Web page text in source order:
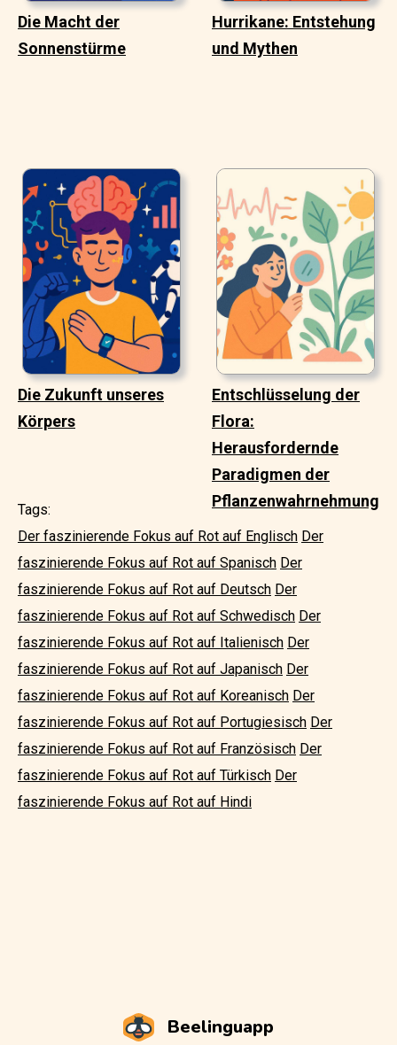
Die Macht der
Sonnenstürme
Hurrikane: Entstehung
und Mythen
Die Zukunft unseres
Körpers
Entschlüsselung der
Flora:
Herausfordernde
Paradigmen der
Pflanzenwahrnehmung
Tags:
Der faszinierende Fokus auf Rot auf Englisch Der
faszinierende Fokus auf Rot auf Spanisch Der
faszinierende Fokus auf Rot auf Deutsch Der
faszinierende Fokus auf Rot auf Schwedisch Der
faszinierende Fokus auf Rot auf Italienisch Der
faszinierende Fokus auf Rot auf Japanisch Der
faszinierende Fokus auf Rot auf Koreanisch Der
faszinierende Fokus auf Rot auf Portugiesisch Der
faszinierende Fokus auf Rot auf Französisch Der
faszinierende Fokus auf Rot auf Türkisch Der
faszinierende Fokus auf Rot auf Hindi
Beelinguapp